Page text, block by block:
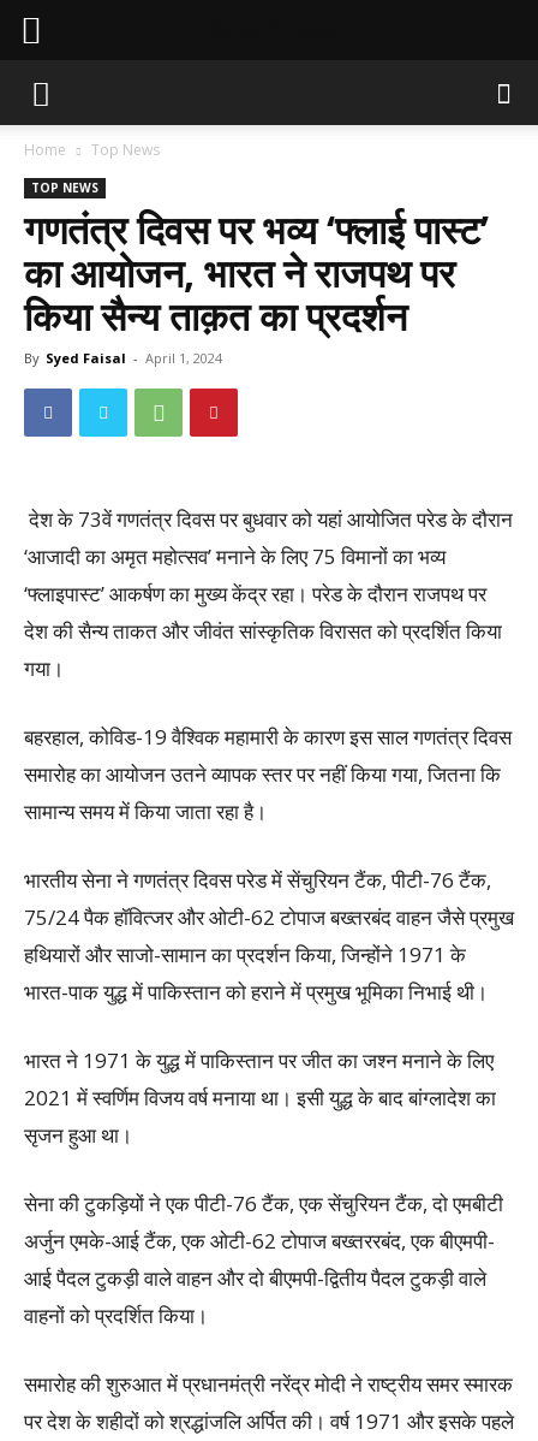
Home Top News
TOP NEWS
गणतंत्र दिवस पर भव्य ‘फ्लाई पास्ट’
का आयोजन, भारत ने राजपथ पर
किया सैन्य ताक़त का प्रदर्शन
By Syed Faisal - April 1, 2024
देश के 73वें गणतंत्र दिवस पर बुधवार को यहां आयोजित परेड के दौरान
‘आजादी का अमृत महोत्सव’ मनाने के लिए 75 विमानों का भव्य
‘फ्लाइपास्ट’ आकर्षण का मुख्य केंद्र रहा। परेड के दौरान राजपथ पर
देश की सैन्य ताकत और जीवंत सांस्कृतिक विरासत को प्रदर्शित किया
गया।
बहरहाल, कोविड-19 वैश्विक महामारी के कारण इस साल गणतंत्र दिवस
समारोह का आयोजन उतने व्यापक स्तर पर नहीं किया गया, जितना कि
सामान्य समय में किया जाता रहा है।
भारतीय सेना ने गणतंत्र दिवस परेड में सेंचुरियन टैंक, पीटी-76 टैंक,
75/24 पैक हॉवित्जर और ओटी-62 टोपाज बख्तरबंद वाहन जैसे प्रमुख
हथियारों और साजो-सामान का प्रदर्शन किया, जिन्होंने 1971 के
भारत-पाक युद्ध में पाकिस्तान को हराने में प्रमुख भूमिका निभाई थी।
भारत ने 1971 के युद्ध में पाकिस्तान पर जीत का जश्न मनाने के लिए
2021 में स्वर्णिम विजय वर्ष मनाया था। इसी युद्ध के बाद बांग्लादेश का
सृजन हुआ था।
सेना की टुकड़ियों ने एक पीटी-76 टैंक, एक सेंचुरियन टैंक, दो एमबीटी
अर्जुन एमके-आई टैंक, एक ओटी-62 टोपाज बख्तररबंद, एक बीएमपी-
आई पैदल टुकड़ी वाले वाहन और दो बीएमपी-द्वितीय पैदल टुकड़ी वाले
वाहनों को प्रदर्शित किया।
समारोह की शुरुआत में प्रधानमंत्री नरेंद्र मोदी ने राष्ट्रीय समर स्मारक
पर देश के शहीदों को श्रद्धांजलि अर्पित की। वर्ष 1971 और इसके पहले